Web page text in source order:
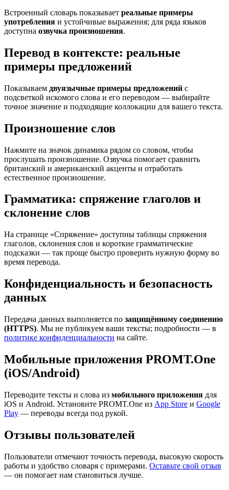
Встроенный словарь показывает реальные примеры
употребления и устойчивые выражения; для ряда языков
доступна озвучка произношения.
Перевод в контексте: реальные
примеры предложений
Показываем двуязычные примеры предложений с
подсветкой искомого слова и его переводом — выбирайте
точное значение и подходящие коллокации для вашего текста.
Произношение слов
Нажмите на значок динамика рядом со словом, чтобы
прослушать произношение. Озвучка помогает сравнить
британский и американский акценты и отработать
естественное произношение.
Грамматика: спряжение глаголов и
склонение слов
На странице «Спряжение» доступны таблицы спряжения
глаголов, склонения слов и короткие грамматические
подсказки — так проще быстро проверить нужную форму во
время перевода.
Конфиденциальность и безопасность
данных
Передача данных выполняется по защищённому соединению
(HTTPS). Мы не публикуем ваши тексты; подробности — в
политике конфиденциальности на сайте.
Мобильные приложения PROMT.One
(iOS/Android)
Переводите тексты и слова из мобильного приложения для
iOS и Android. Установите PROMT.One из App Store и Google
Play — переводы всегда под рукой.
Отзывы пользователей
Пользователи отмечают точность перевода, высокую скорость
работы и удобство словаря с примерами. Оставьте свой отзыв
— он помогает нам становиться лучше.